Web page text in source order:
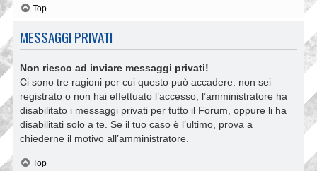
Top
MESSAGGI PRIVATI
Non riesco ad inviare messaggi privati!
Ci sono tre ragioni per cui questo può accadere: non sei
registrato o non hai effettuato l’accesso, l’amministratore ha
disabilitato i messaggi privati per tutto il Forum, oppure li ha
disabilitati solo a te. Se il tuo caso è l’ultimo, prova a
chiederne il motivo all’amministratore.
Top